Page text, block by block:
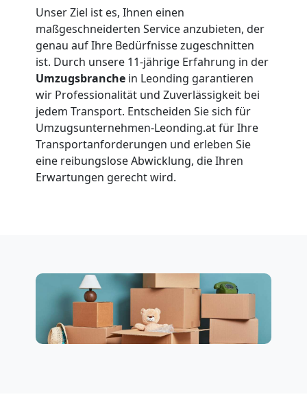
Unser Ziel ist es, Ihnen einen
maßgeschneiderten Service anzubieten, der
genau auf Ihre Bedürfnisse zugeschnitten
ist. Durch unsere 11-jährige Erfahrung in der
Umzugsbranche in Leonding garantieren
wir Professionalität und Zuverlässigkeit bei
jedem Transport. Entscheiden Sie sich für
Umzugsunternehmen-Leonding.at für Ihre
Transportanforderungen und erleben Sie
eine reibungslose Abwicklung, die Ihren
Erwartungen gerecht wird.
Umzüge
Leonding
Vereinsumzug
Leonding
Anfrage
National
Möbeltransport